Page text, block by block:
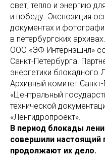
свет, тепло и энергию
и победу. Экспозиция
документах и
в петербургских
ООО «ЭФ-Интернэшнл»
Санкт-Петербурга.
энергетики блокадного
Архивный комитет
«Центральный
технической
«Ленгидропроект».
В период блокады
совершили настоящий
продолжают их дело.